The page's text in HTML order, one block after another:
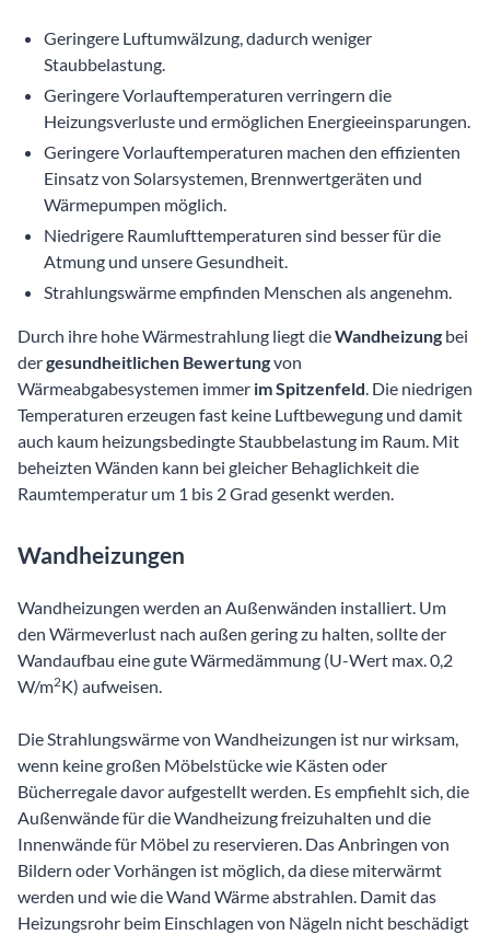
Geringere Luftumwälzung, dadurch weniger
Staubbelastung.
Geringere Vorlauftemperaturen verringern die
Heizungsverluste und ermöglichen Energieeinsparungen.
Geringere Vorlauftemperaturen machen den effizienten
Einsatz von Solarsystemen, Brennwertgeräten und
Wärmepumpen möglich.
Niedrigere Raumlufttemperaturen sind besser für die
Atmung und unsere Gesundheit.
Strahlungswärme empfinden Menschen als angenehm.
Durch ihre hohe Wärmestrahlung liegt dieWandheizung bei
dergesundheitlichen Bewertungvon
Wärmeabgabesystemen immer im Spitzenfeld . Die niedrigen
Temperaturen erzeugen fast keine Luftbewegung und damit
auch kaum heizungsbedingte Staubbelastung im Raum. Mit
beheizten Wänden kann bei gleicher Behaglichkeit die
Raumtemperatur um 1 bis 2 Grad gesenkt werden.
Wandheizungen
Wandheizungen werden an Außenwänden installiert. Um
den Wärmeverlust nach außen gering zu halten, sollte der
Wandaufbau eine gute Wärmedämmung (U-Wert max. 0,2
W/m2K) aufweisen.
Die Strahlungswärme von Wandheizungen ist nur wirksam,
wenn keine großen Möbelstücke wie Kästen oder
Bücherregale davor aufgestellt werden. Es empfiehlt sich, die
Außenwände für die Wandheizung freizuhalten und die
Innenwände für Möbel zu reservieren. Das Anbringen von
Bildern oder Vorhängen ist möglich, da diese miterwärmt
werden und wie die Wand Wärme abstrahlen. Damit das
Heizungsrohr beim Einschlagen von Nägeln nicht beschädigt